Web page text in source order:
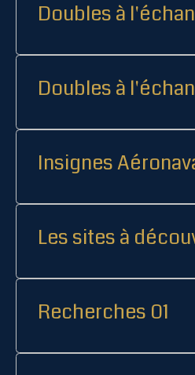
Doubles à
Doubles à
Insignes
Les sites à
Recherches 01